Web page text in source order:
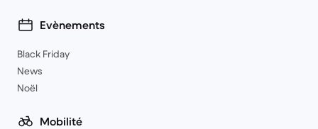
Evènements
Black Friday
News
Noël
Mobilité